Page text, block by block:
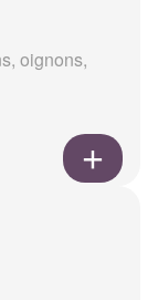
oignons,